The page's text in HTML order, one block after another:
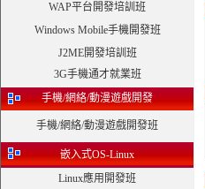
WAP平台開發培訓班
Windows Mobile手機開發班
J2ME開發培訓班
3G手機通才就業班
手機/網絡/動漫遊戲開發
手機/網絡/動漫遊戲開發班
嵌入式OS-Linux
Linux應用開發班